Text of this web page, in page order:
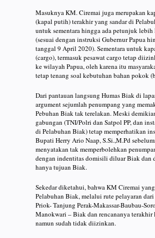
Masuknya KM. Ciremai juga merupakan
(kapal putih) terakhir yang sandar di
untuk sementara hingga ada petunjuk
(sesuai dengan instruksi Gubernur Papua
tanggal 9 April 2020). Sementara untuk
(cargo), termasuk pesawat cargo tetap
ke wilayah Papua, oleh karena itu
tetap tenang soal kebutuhan bahan pokok
Dari pantauan langsung Humas Biak di
argument sejumlah penumpang yang
Pebuhan Biak tak terelakan. Meski
gabungan (TNI/Polri dan Satpol PP, dan
di Pelabuhan Biak) tetap memperhatikan
Bupati Herry Ario Naap, S.Si.,M.Pd
menyatakan tak memperbolehkan
dengan indentitas domisili diluar Biak dan
hanya tujuan Biak.
Sekedar diketahui, bahwa KM Ciremai
Pelabuhan Biak, melalui rute pelayaran
Priok- Tanjung Perak-Makassar-Baubau-
Manokwari – Biak dan rencananya terakhir
namun sudah tidak diizinkan.